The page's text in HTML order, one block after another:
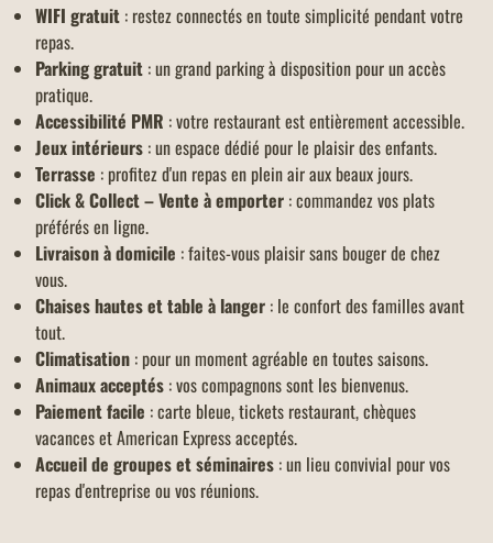
WIFI gratuit : restez connectés en toute simplicité pendant votre
repas.
Parking gratuit : un grand parking à disposition pour un accès
pratique.
Accessibilité PMR : votre restaurant est entièrement accessible.
Jeux intérieurs : un espace dédié pour le plaisir des enfants.
Terrasse : profitez d'un repas en plein air aux beaux jours.
Click & Collect – Vente à emporter : commandez vos plats
préférés en ligne.
Livraison à domicile : faites-vous plaisir sans bouger de chez
vous.
Chaises hautes et table à langer : le confort des familles avant
tout.
Climatisation : pour un moment agréable en toutes saisons.
Animaux acceptés : vos compagnons sont les bienvenus.
Paiement facile : carte bleue, tickets restaurant, chèques
vacances et American Express acceptés.
Accueil de groupes et séminaires : un lieu convivial pour vos
repas d'entreprise ou vos réunions.